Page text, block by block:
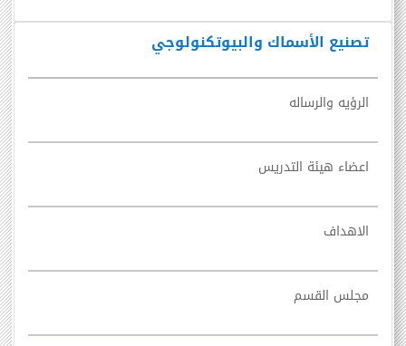
تصنيع الأسماك والبيوتكنولوجي
الرؤيه والرساله
اعضاء هيئة التدريس
الاهداف
مجلس القسم